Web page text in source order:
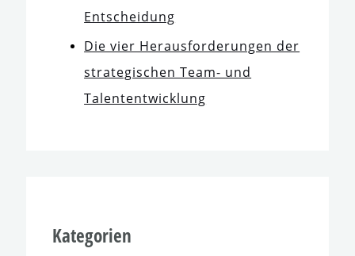
Entscheidung
Die vier Herausforderungen der
stra­te­gi­schen Team- und
Talententwicklung
Kategorien